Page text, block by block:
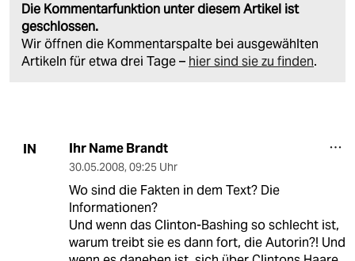
Die Kommentarfunktion unter diesem Artikel ist
geschlossen.
Wir öffnen die Kommentarspalte bei ausgewählten
Artikeln für etwa drei Tage – hier sind sie zu finden.
IN Ihr Name Brandt
30.05.2008, 09:25 Uhr
Wo sind die Fakten in dem Text? Die
Informationen?
Und wenn das Clinton-Bashing so schlecht ist,
warum treibt sie es dann fort, die Autorin?! Und